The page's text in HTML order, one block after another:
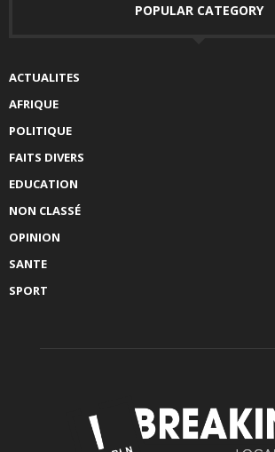
POPULAR CATEGORY
ACTUALITES
AFRIQUE
POLITIQUE
FAITS DIVERS
EDUCATION
NON CLASSÉ
OPINION
SANTE
SPORT